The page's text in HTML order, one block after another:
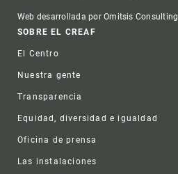
Web desarrollada por Omitsis Consulting
Footer
SOBRE EL CREAF
El Centro
Nuestra gente
Transparencia
Equidad, diversidad e igualdad
Oficina de prensa
Las instalaciones